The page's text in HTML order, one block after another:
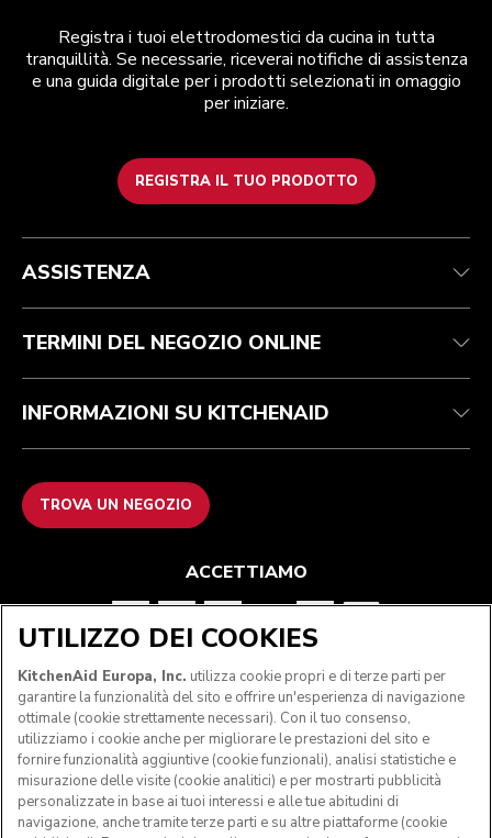
Registra i tuoi elettrodomestici da cucina in tutta
tranquillità. Se necessarie, riceverai notifiche di assistenza
e una guida digitale per i prodotti selezionati in omaggio
per iniziare.
REGISTRA IL TUO PRODOTTO
Health Check
Traccia il tuo ordine
Garanzia e documentazione
FAQ
Termini e condizioni
Resi e rimborsi
Imprint
ODR
Per il marchio
Trova un negozio
ASSISTENZA
TERMINI DEL NEGOZIO ONLINE
INFORMAZIONI SU KITCHENAID
TROVA UN NEGOZIO
ACCETTIAMO
SEGUICI
UTILIZZO DEI COOKIES
KitchenAid Europa, Inc. utilizza cookie propri e di terze parti per
garantire la funzionalità del sito e offrire un'esperienza di navigazione
ottimale (cookie strettamente necessari). Con il tuo consenso,
utilizziamo i cookie anche per migliorare le prestazioni del sito e
fornire funzionalità aggiuntive (cookie funzionali), analisi statistiche e
misurazione delle visite (cookie analitici) e per mostrarti pubblicità
personalizzate in base ai tuoi interessi e alle tue abitudini di
navigazione, anche tramite terze parti e su altre piattaforme (cookie